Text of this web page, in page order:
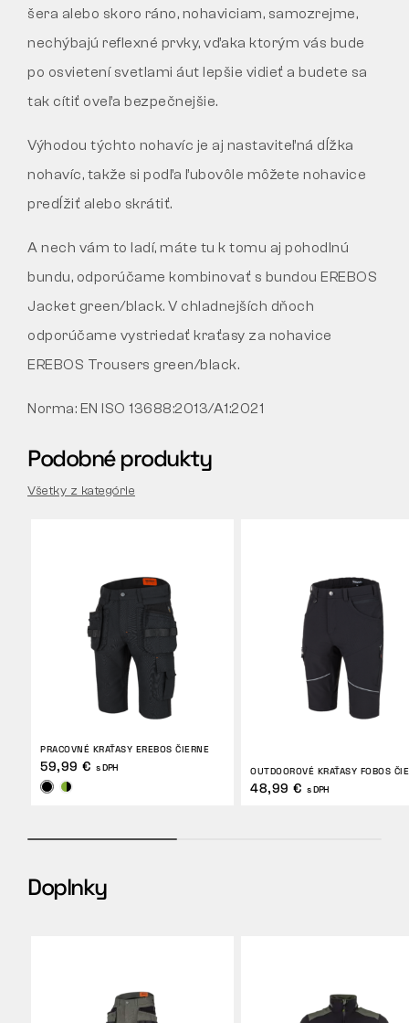
šera alebo skoro ráno, nohaviciam, samozrejme,
nechýbajú reflexné prvky, vďaka ktorým vás bude
po osvietení svetlami áut lepšie vidieť a budete sa
tak cítiť oveľa bezpečnejšie.
Výhodou týchto nohavíc je aj nastaviteľná dĺžka
nohavíc, takže si podľa ľubovôle môžete nohavice
predĺžiť alebo skrátiť.
A nech vám to ladí, máte tu k tomu aj pohodlnú
bundu, odporúčame kombinovať s bundou EREBOS
Jacket green/black. V chladnejších dňoch
odporúčame vystriedať kraťasy za nohavice
EREBOS Trousers green/black.
Norma: EN ISO 13688:2013/A1:2021
Podobné produkty
Všetky z kategórie
PRACOVNÉ KRAŤASY EREBOS ČIERNE
59,99 € s DPH OUTDOOROVÉ KRAŤASY FOBOS
48,99 € s DPH
Doplnky